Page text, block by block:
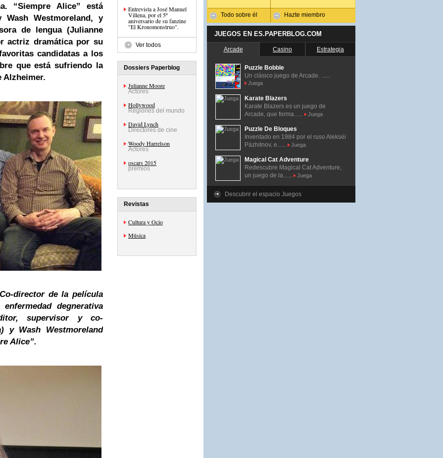
“Siempre Alice” está
Westmoreland, y
de lengua (Julianne
actriz dramática por su
candidatas a los
que está sufriendo la
Alzheimer.
director de la película
degnerativa
supervisor y co-
y Wash Westmoreland
Alice”.
Entrevista a José Manuel
Villena, por el 5º
aniversario de su fanzine
"El Kronomonstruo".
Ver todos
Dossiers Paperblog
Julianne Moore
Actores
Hollywood
Regiones del mundo
David Lynch
Directores de cine
Woody Harrelson
Actores
oscars 2015
premios
Revistas
Cultura y Ocio
Música
Todo sobre él Hazte miembro
JUEGOS EN ES.PAPERBLOG.COM
Arcade Casino Estrategia
Puzzle Bobble
Un clásico juego de Arcade. ......
Juega
Karate Blazers
Karate Blazers es un juego de
Arcade, que forma......
Juega
Puzzle De Bloques
Inventado en 1984 por el ruso Alekséi
Pázhitnov, e......
Juega
Magical Cat Adventure
Redescubre Magical Cat Adventure,
un juego de la......
Juega
Descubrir el espacio Juegos